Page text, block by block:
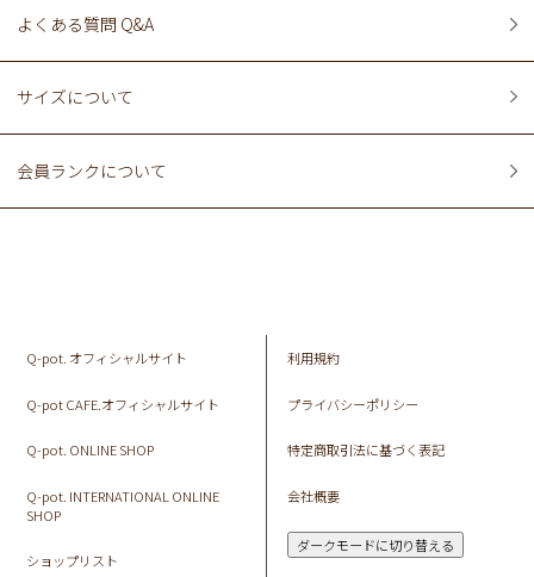
よくある質問 Q&A
サイズについて
会員ランクについて
Q-pot. オフィシャルサイト
Q-pot CAFE.オフィシャルサイト
Q-pot. ONLINE SHOP
Q-pot. INTERNATIONAL ONLINE
SHOP
ショップリスト
利用規約
プライバシーポリシー
特定商取引法に基づく表記
会社概要
ダークモードに切り替える